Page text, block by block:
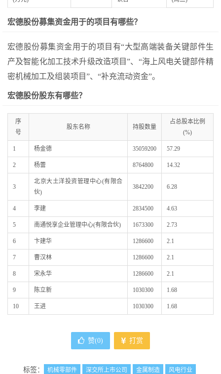
宏德股份募集资金用于的项目有哪些？
宏德股份募集资金用于的项目有“大型高端装备关键部件生
产及智能化加工技术升级改造项目”、“海上风电关键部件精
密机械加工及组装项目”、“补充流动资金”。
宏德股份股东有哪些？
序
号
股东名称 持股数量
占总股本比例
(%)
1 杨金德 35059200 57.29
2 杨蕾 8764800 14.32
3
北京大土洋投资管理中心(有限合
伙)
3842200 6.28
4 李建 2834500 4.63
5 南通悦享企业管理中心(有限合伙) 1673300 2.73
6 卞建华 1286600 2.1
7 曹汉林 1286600 2.1
8 宋永华 1286600 2.1
9 陈立新 1030300 1.68
10 王进 1030300 1.68
赞(0) 打赏
标签： 机械零部件 深交所上市公司 金属制造 风电行业